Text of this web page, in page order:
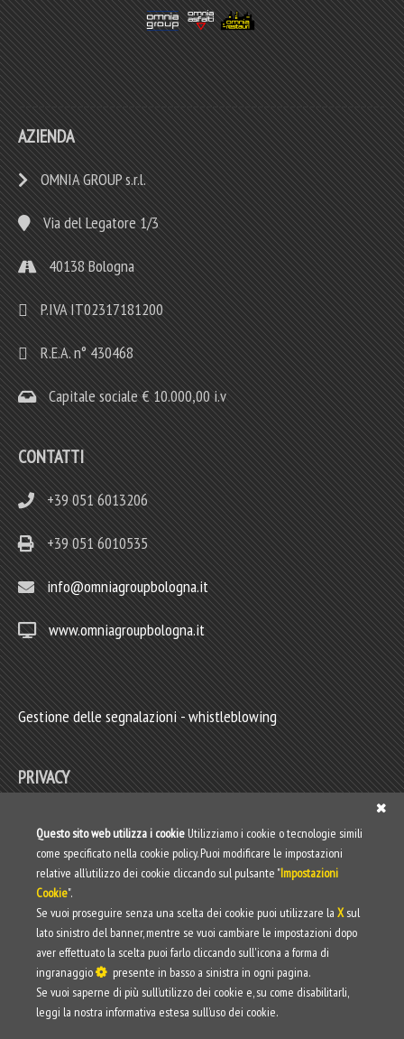
AZIENDA
OMNIA GROUP s.r.l.
Via del Legatore 1/3
40138 Bologna
P.IVA IT02317181200
R.E.A. n° 430468
Capitale sociale € 10.000,00 i.v
CONTATTI
+39 051 6013206
+39 051 6010535
info@omniagroupbologna.it
www.omniagroupbologna.it
Gestione delle segnalazioni - whistleblowing
PRIVACY
Web Privacy Policy
Informativa clienti/fornitori
Questo sito web utilizza i cookie Utilizziamo i cookie o tecnologie simili
come specificato nella cookie policy. Puoi modificare le impostazioni
relative all’utilizzo dei cookie cliccando sul pulsante "Impostazioni
Cookie".
Se vuoi proseguire senza una scelta dei cookie puoi utilizzare la Xsul
lato sinistro del banner, mentre se vuoi cambiare le impostazioni dopo
aver effettuato la scelta puoi farlo cliccando sull'icona a forma di
ingranaggio
presente in basso a sinistra in ogni pagina.
Se vuoi saperne di più sull’utilizzo dei cookie e, su come disabilitarli,
leggi la nostra informativa estesa sull’uso dei cookie.